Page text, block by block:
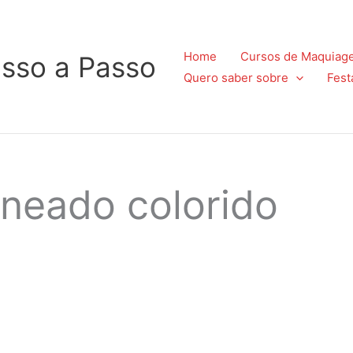
a Passo Home
Cursos de
Quero saber sobre
colorido